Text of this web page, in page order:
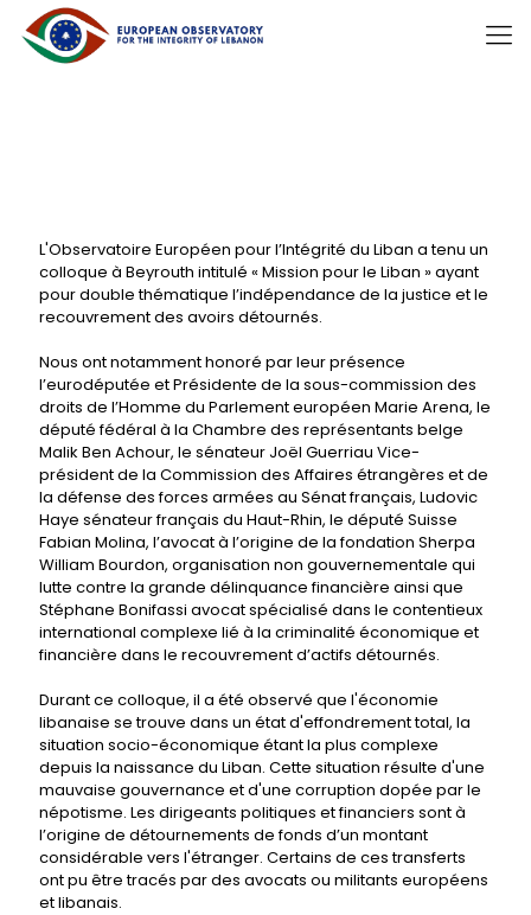
L'Observatoire Européen pour l’Intégrité du Liban a tenu un
colloque à Beyrouth intitulé « Mission pour le Liban » ayant
pour double thématique l’indépendance de la justice et le
recouvrement des avoirs détournés.
Nous ont notamment honoré par leur présence
l’eurodéputée et Présidente de la sous-commission des
droits de l’Homme du Parlement européen Marie Arena, le
député fédéral à la Chambre des représentants belge
Malik Ben Achour, le sénateur Joël Guerriau Vice-
président de la Commission des Affaires étrangères et de
la défense des forces armées au Sénat français, Ludovic
Haye sénateur français du Haut-Rhin, le député Suisse
Fabian Molina, l’avocat à l’origine de la fondation Sherpa
William Bourdon, organisation non gouvernementale qui
lutte contre la grande délinquance financière ainsi que
Stéphane Bonifassi avocat spécialisé dans le contentieux
international complexe lié à la criminalité économique et
financière dans le recouvrement d’actifs détournés.
Durant ce colloque, il a été observé que l'économie
libanaise se trouve dans un état d'effondrement total, la
situation socio-économique étant la plus complexe
depuis la naissance du Liban. Cette situation résulte d'une
mauvaise gouvernance et d'une corruption dopée par le
népotisme. Les dirigeants politiques et financiers sont à
l’origine de détournements de fonds d’un montant
considérable vers l'étranger. Certains de ces transferts
ont pu être tracés par des avocats ou militants européens
et libanais.